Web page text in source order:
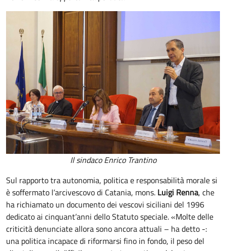
Il sindaco Enrico Trantino
Sul rapporto tra autonomia, politica e responsabilità morale si
è soffermato l’arcivescovo di Catania, mons. Luigi Renna, che
ha richiamato un documento dei vescovi siciliani del 1996
dedicato ai cinquant’anni dello Statuto speciale. «Molte delle
criticità denunciate allora sono ancora attuali – ha detto -:
una politica incapace di riformarsi fino in fondo, il peso del